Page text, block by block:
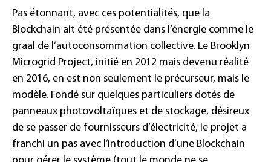
Pas étonnant, avec ces potentialités, que la
Blockchain ait été présentée dans l’énergie comme le
graal de l’autoconsommation collective. Le Brooklyn
Microgrid Project, initié en 2012 mais devenu réalité
en 2016, en est non seulement le précurseur, mais le
modèle. Fondé sur quelques particuliers dotés de
panneaux photovoltaïques et de stockage, désireux
de se passer de fournisseurs d’électricité, le projet a
franchi un pas avec l’introduction d’une Blockchain